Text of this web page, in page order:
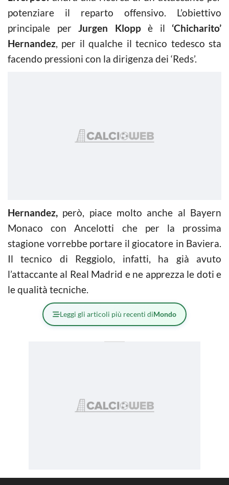
potenziare il reparto offensivo. L’obiettivo
principale per Jurgen Kloppè il ‘Chicharito’
Hernandez, per il qualche il tecnico tedesco sta
facendo pressioni con la dirigenza dei ‘Reds’.
Hernandez, però, piace molto anche al Bayern
Monaco con Ancelotti che per la prossima
stagione vorrebbe portare il giocatore in Baviera.
Il tecnico di Reggiolo, infatti, ha già avuto
l’attaccante al Real Madrid e ne apprezza le doti e
le qualità tecniche.
Leggi gli articoli più recenti diMondo